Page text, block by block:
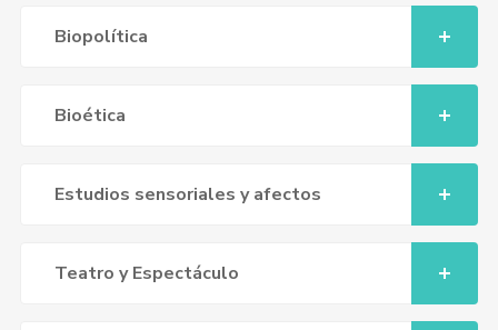
Biopolítica
Bioética
Estudios sensoriales y afectos
Teatro y Espectáculo